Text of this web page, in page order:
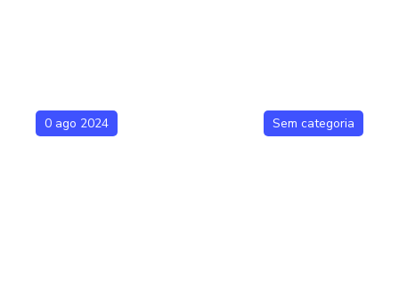
0 ago 2024 Sem categoria